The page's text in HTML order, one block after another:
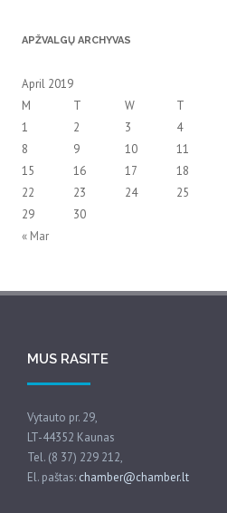
APŽVALGŲ ARCHYVAS
April 2019
M
T W T
« Mar
1 2 3 4
8
9 10 11
15
16 17 18
22
23 24 25
29
30
MUS RASITE
Vytauto pr. 29,
LT-44352 Kaunas
Tel. (8 37) 229 212,
El. paštas: chamber@chamber.lt